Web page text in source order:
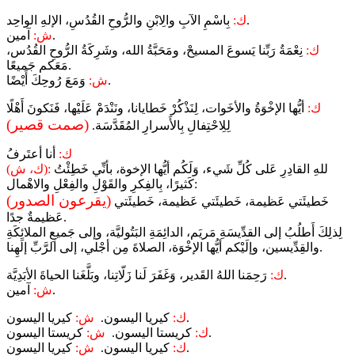
ك:بِاسْمِ الآبِ والِابْنِ والرُّوحِ القُدُسِ، الإلهِ الواحِد.
ش:آمين.
ك: نِعْمَةُ رَبِّنا يَسوعَ المسيحْ، ومَحَبَّةُ الله، وشَرِكَةُ الرُّوحِ القُدُس،
مَعَكم جَميعًا.
ش:وَمَعَ رُوحِكَ أَيْضًا.
ك: أيُّها الإخْوَةُ والأخَوات، لِنَذْكُرْ خَطايانا، ونَنْدَمْ عَلَيْها، فَنَكونَ أَهْلًا
لِلِاحْتِفالِ بِالأَسرارِ المُقَدَّسَة. (صمت قصير)
ك: أنا أعتَرفُ
(ك، ش): للهِ القادِرِ عَلى كُلِّ شَيء، وَلَكُم أيُّها الإخوة، بأنِّي خَطِئْتُ
كَثيرًا، بِالفِكرِ والقَوْلِ والفِعْلِ والاهْمال:
(يقرعون الصدور)
عَظيمةٌ جدًا.
لِذلِكَ أَطلُبُ إلى القدِّيسَةِ مَريَم، الدائِمَةِ البَتُوليَّة، وإلى جَميعِ الملائِكَةِ
والقِدِّيسين، وإلَيْكم أيُّها الإخْوَة، الصلاةَ مِن أجْلي، إلى الرَّبِّ إلَهِنا.
ك:رَحِمَنا اللهُ القَدير، وَغَفَرَ لَنا زَلّاتِنا، وبَلَّغَنا الحياةَ الأبَدِيَّة.
ش:آمين.
ك: كيريا اليسون. ش:
كيريا اليسون.
ك: كريستا اليسون. ش:
كريستا اليسون.
ك: كيريا اليسون. ش: كيريا اليسون.